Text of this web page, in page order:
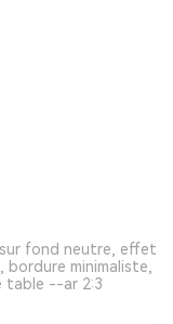
fond neutre, effet
minimaliste,
table --ar 2:3